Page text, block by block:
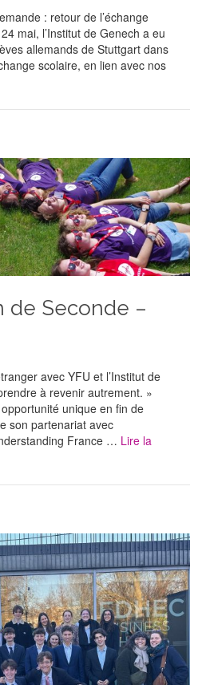
: retour de l’échange
mai, l’Institut de Genech a eu
allemands de Stuttgart dans
scolaire, en lien avec nos
de Seconde –
avec YFU et l’Institut de
à revenir autrement. »
unique en fin de
son partenariat avec
France … Lire la